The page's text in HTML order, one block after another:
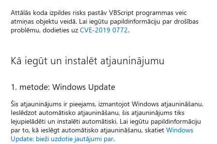
Attālās koda izpildes risks pastāv VBScript programmas veic
atmiņas objektu veidā. Lai iegūtu papildinformāciju par drošības
problēmu, dodieties uzCVE-2019 0772.
Kā iegūt un instalēt atjauninājumu
1. metode: Windows Update
Šis atjauninājums ir pieejams, izmantojot Windows atjaunināšanu.
Ieslēdzot automātisko atjaunināšanu, šis atjauninājums tiks
lejupielādēti un instalēti automātiski. Lai iegūtu papildinformāciju
par to, kā ieslēgt automātisko atjaunināšanu, skatietWindows
Update: bieži uzdotie jautājumi par.